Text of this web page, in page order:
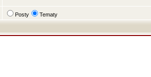
Posty Tematy